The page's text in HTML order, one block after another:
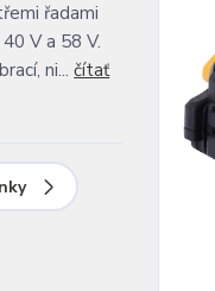
řadami
V a 58 V.
ni...čítať